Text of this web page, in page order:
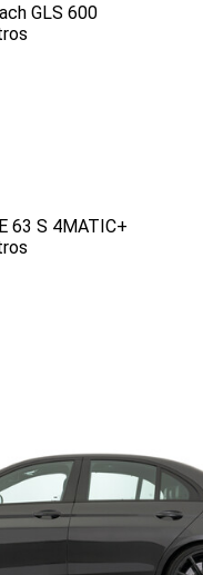
GLS 600
63 S 4MATIC+